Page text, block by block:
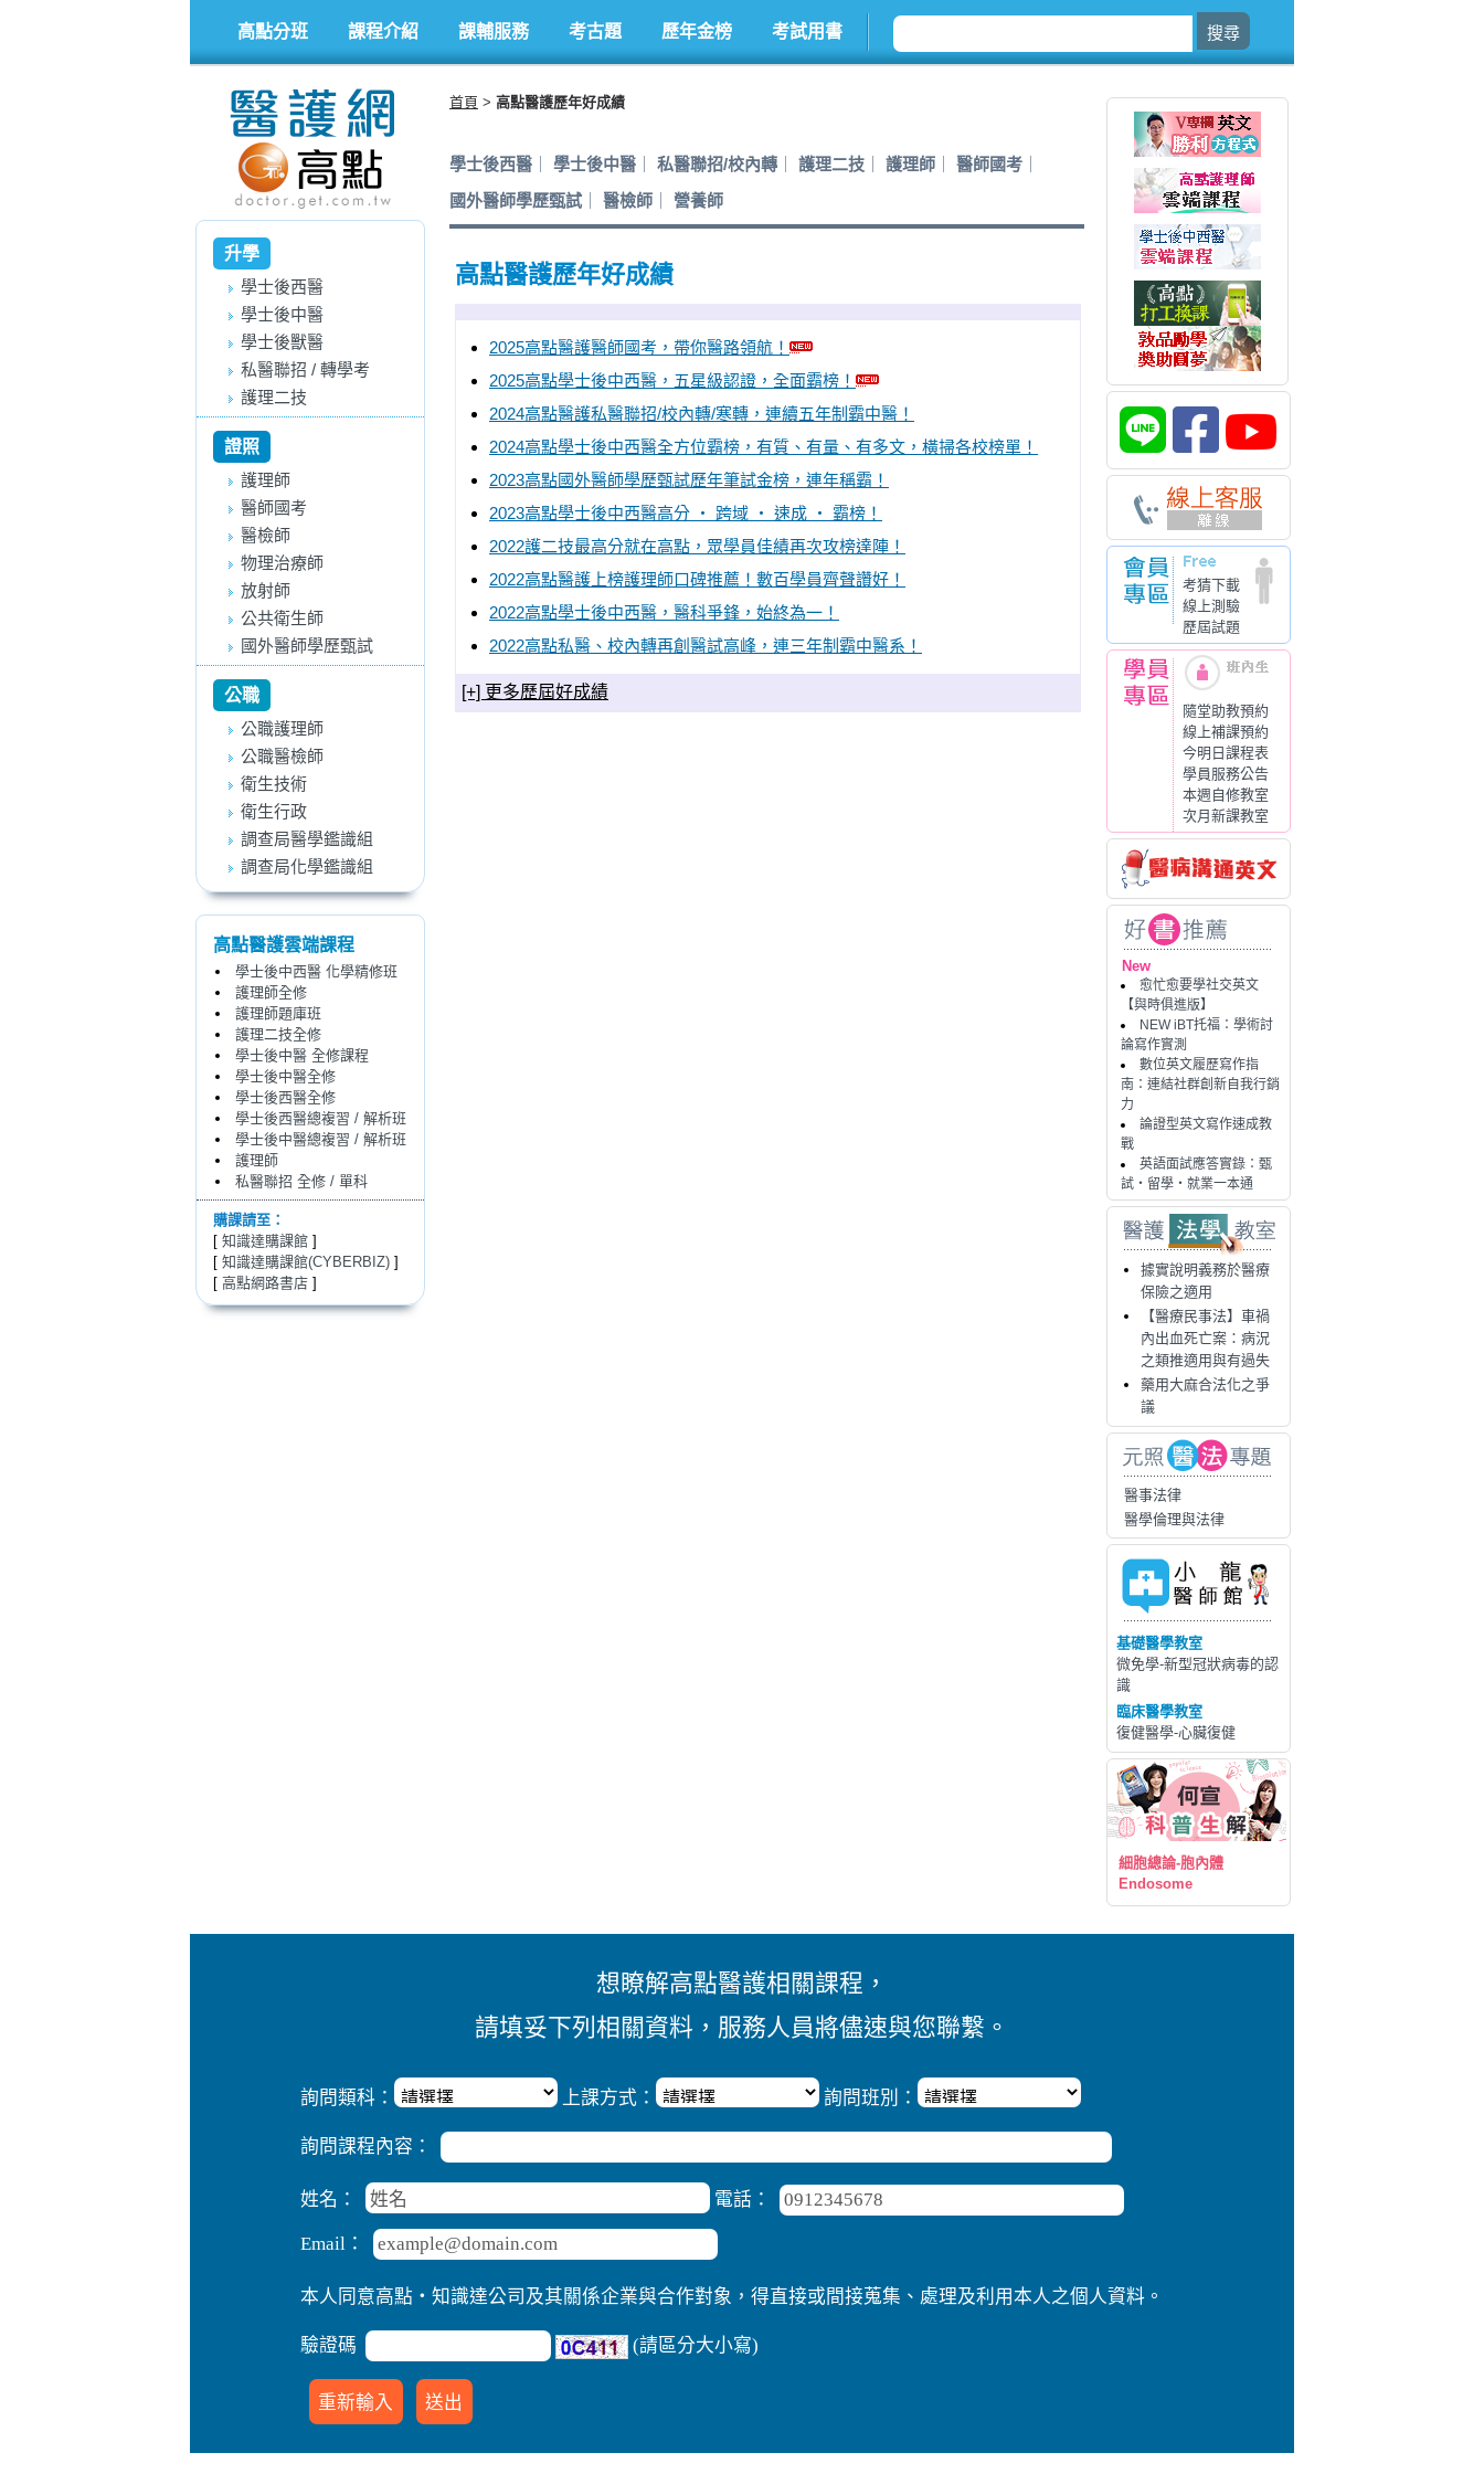
高點分班 課程介紹 課輔服務 考古題 歷年金榜 考試用書
升學
學士後西醫
學士後中醫
學士後獸醫
私醫聯招 / 轉學考
護理二技
證照
護理師
醫師國考
醫檢師
物理治療師
放射師
公共衛生師
國外醫師學歷甄試
公職
公職護理師
公職醫檢師
衛生技術
衛生行政
調查局醫學鑑識組
調查局化學鑑識組
高點醫護雲端課程
學士後中西醫 化學精修班
護理師全修
護理師題庫班
護理二技全修
學士後中醫 全修課程
學士後中醫全修
學士後西醫全修
學士後西醫總複習 / 解析班
學士後中醫總複習 / 解析班
護理師
私醫聯招 全修 / 單科
購課請至：
[ 知識達購課館 ]
[ 知識達購課館(CYBERBIZ) ]
[ 高點網路書店 ]
考猜下載
線上測驗
歷屆試題
隨堂助教預約
線上補課預約
今明日課程表
學員服務公告
本週自修教室
次月新課教室
New
愈忙愈要學社交英文
【與時俱進版】
NEW iBT托福：學術討
論寫作實測
數位英文履歷寫作指
南：連結社群創新自我行銷
力
論證型英文寫作速成教
戰
英語面試應答實錄：甄
試・留學・就業一本通
據實說明義務於醫療
保險之適用
【醫療民事法】車禍
內出血死亡案：病況
之類推適用與有過失
藥用大麻合法化之爭
議
醫事法律
醫學倫理與法律
基礎醫學教室
微免學-新型冠狀病毒的認
識
臨床醫學教室
復健醫學-心臟復健
細胞總論-胞內體
Endosome
首頁 高點醫護歷年好成績
學士後西醫 學士後中醫 私醫聯招/校內轉 護理二技 護理師
醫師國考
國外醫師學歷甄試
醫檢師 營養師
高點醫護歷年好成績
2025高點醫護醫師國考，帶你醫路領航！
2025高點學士後中西醫，五星級認證，全面霸榜！
2024高點醫護私醫聯招/校內轉/寒轉，連續五年制霸中醫！
2024高點學士後中西醫全方位霸榜，有質、有量、有多文，橫掃各校榜單！
2023高點國外醫師學歷甄試歷年筆試金榜，連年稱霸！
2023高點學士後中西醫高分 ‧ 跨域 ‧ 速成 ‧ 霸榜！
2022護二技最高分就在高點，眾學員佳績再次攻榜達陣！
2022高點醫護上榜護理師口碑推薦！數百學員齊聲讚好！
2022高點學士後中西醫，醫科爭鋒，始終為一！
2022高點私醫、校內轉再創醫試高峰，連三年制霸中醫系！
[+] 更多歷屆好成績
想瞭解高點醫護相關課程，
請填妥下列相關資料，服務人員將儘速與您聯繫。
詢問類科： 上課方式： 詢問班別：
詢問課程內容：
姓名： 電話：
Email：
本人同意高點‧知識達公司及其關係企業與合作對象，得直接或間接蒐集、處理及利用本人之個人資料。
驗證碼 (請區分大小寫)